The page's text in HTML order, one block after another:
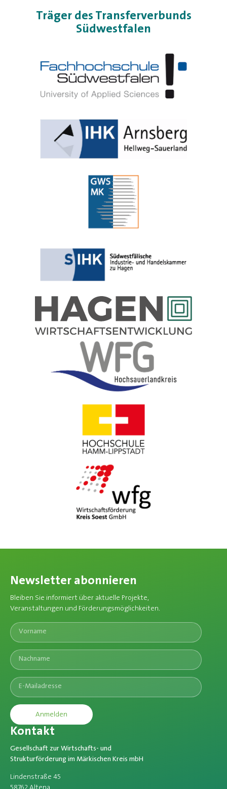
Träger des Transferverbunds
Südwestfalen
Newsletter abonnieren
Bleiben Sie informiert über aktuelle Projekte,
Veranstaltungen und Förderungsmöglichkeiten.​
Anmelden
Kontakt
Gesellschaft zur Wirtschafts- und
Strukturförderung im Märkischen Kreis mbH
Lindenstraße 45